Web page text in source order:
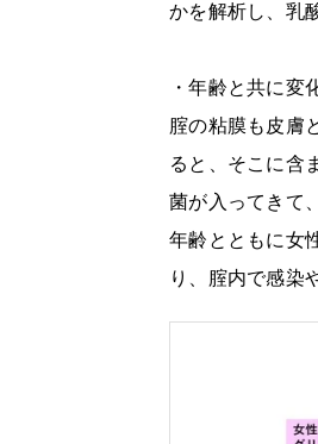
かを解析し、乳
・年齢と共に変
腟の粘膜も皮膚
ると、そこに含
菌が入ってきて
年齢とともに女
り、腟内で感染